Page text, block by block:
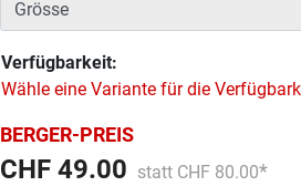
Verfügbarkeit:
Wähle eine Variante für die
BERGER-PREIS
CHF 49.00 Preis reduziert von
statt CHF 80.00
An